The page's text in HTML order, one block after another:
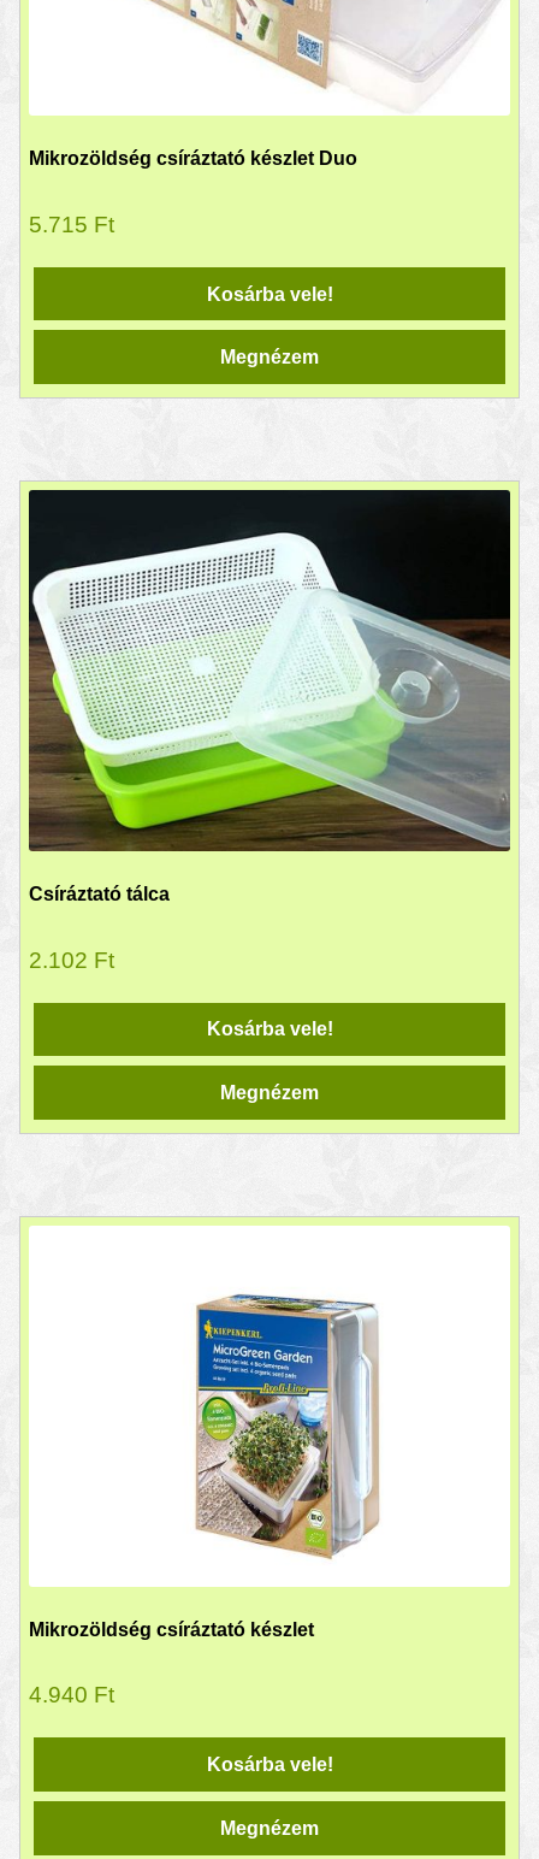
Mikrozöldség csíráztató készlet Duo
5.715 Ft
Kosárba vele!
Megnézem
Csíráztató tálca
2.102 Ft
Kosárba vele!
Megnézem
Mikrozöldség csíráztató készlet
4.940 Ft
Kosárba vele!
Megnézem